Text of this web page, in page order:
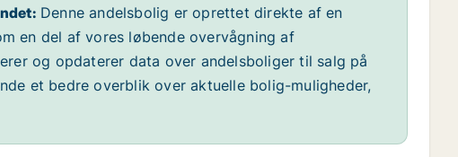
Denne andelsbolig er oprettet direkte af en
en del af vores løbende overvågning af
og opdaterer data over andelsboliger til salg på
et bedre overblik over aktuelle bolig-muligheder,